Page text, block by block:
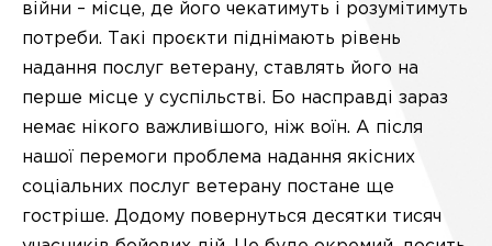
війни – місце, де його чекатимуть і розумітимуть
потреби. Такі проєкти піднімають рівень
надання послуг ветерану, ставлять його на
перше місце у суспільстві. Бо насправді зараз
немає нікого важливішого, ніж воїн. А після
нашої перемоги проблема надання якісних
соціальних послуг ветерану постане ще
гостріше. Додому повернуться десятки тисяч